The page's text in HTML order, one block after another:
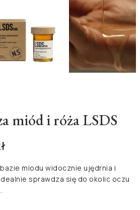
miód i róża LSDS
miodu widocznie ujędrnia i
sprawdza się do okolic oczu